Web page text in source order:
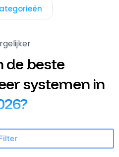
vergelijker
de beste
systemen in